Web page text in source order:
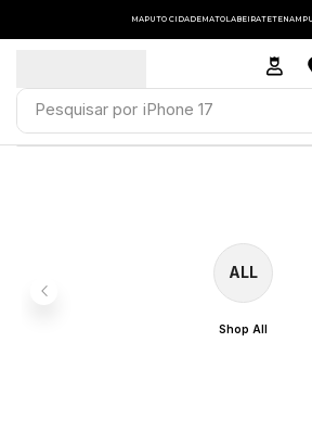
MAPUTO CIDADEMATOLABEIRATETE
Pesquisar por iPhone 17
ALL
Shop All